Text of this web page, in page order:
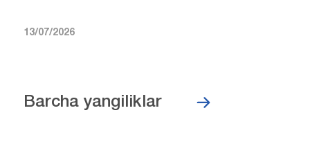
13/07/2026
Barcha yangiliklar